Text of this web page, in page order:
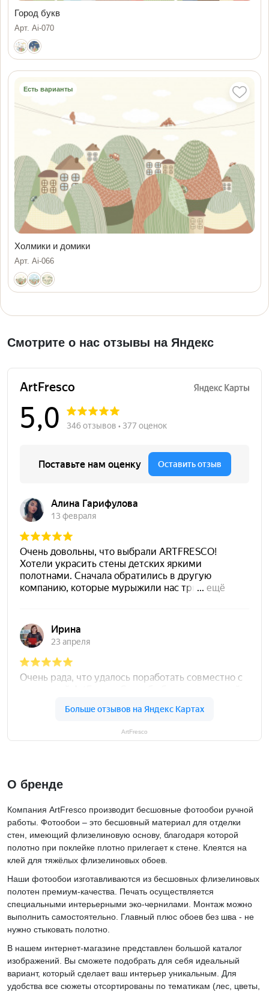
Город букв
Арт. Ai-070
Есть варианты
Холмики и домики
Арт. Ai-066
Смотрите о нас отзывы на Яндекс
ArtFresco
О бренде
Компания ArtFresco производит бесшовные фотообои ручной
работы. Фотообои – это бесшовный материал для отделки
стен, имеющий флизелиновую основу, благодаря которой
полотно при поклейке плотно прилегает к стене. Клеятся на
клей для тяжёлых флизелиновых обоев.
Наши фотообои изготавливаются из бесшовных флизелиновых
полотен премиум-качества. Печать осуществляется
специальными интерьерными эко-чернилами. Монтаж можно
выполнить самостоятельно. Главный плюс обоев без шва - не
нужно стыковать полотно.
В нашем интернет-магазине представлен большой каталог
изображений. Вы сможете подобрать для себя идеальный
вариант, который сделает ваш интерьер уникальным. Для
удобства все сюжеты отсортированы по тематикам (лес, цветы,